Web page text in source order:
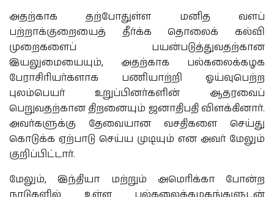
அதற்காக தற்போதுள்ள மனித வளப்
பற்றாக்குறையைத் தீர்க்க தொலைக் கல்வி
முறைகளைப் பயன்படுத்துவதற்கான
இயலுமையையும், அதற்காக பல்கலைக்கழக
பேராசிரியர்களாக பணியாற்றி ஓய்வுபெற்ற
புலம்பெயர் உறுப்பினர்களின் ஆதரவைப்
பெறுவதற்கான திறனையும் ஜனாதிபதி விளக்கினார்.
அவர்களுக்கு தேவையான வசதிகளை செய்து
கொடுக்க ஏற்பாடு செய்ய முடியும் என அவர் மேலும்
குறிப்பிட்டார்.
மேலும், இந்தியா மற்றும் அமெரிக்கா போன்ற